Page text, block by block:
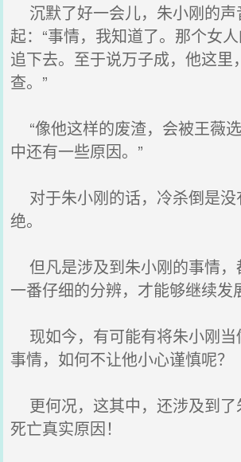
沉默了好一会儿，朱小刚的声
起：“事情，我知道了。那个女
追下去。至于说万子成，他这里
查。”
“像他这样的废渣，会被王薇
中还有一些原因。”
对于朱小刚的话，冷杀倒是没
绝。
但凡是涉及到朱小刚的事情，
一番仔细的分辨，才能够继续发
现如今，有可能有将朱小刚当
事情，如何不让他小心谨慎呢？
更何况，这其中，还涉及到了
死亡真实原因！